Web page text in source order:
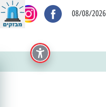
08/08/2026